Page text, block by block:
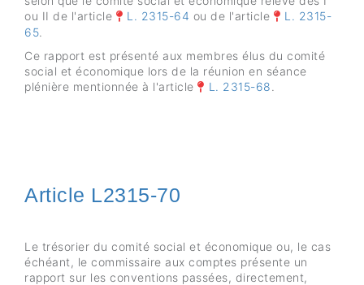
ou II de l'article
L. 2315-64 ou de l'article
L. 2315-
65.
Ce rapport est présenté aux membres élus du comité
social et économique lors de la réunion en séance
plénière mentionnée à l'article
L. 2315-68.
Article L2315-70
Le trésorier du comité social et économique ou, le cas
échéant, le commissaire aux comptes présente un
rapport sur les conventions passées, directement,